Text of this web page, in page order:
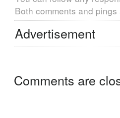
Both comments and
Advertisement
Comments are